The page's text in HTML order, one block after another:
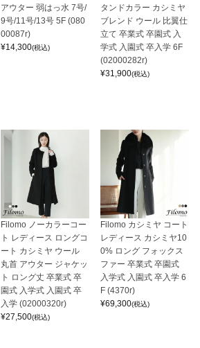
アウター 弱はっ水 7号/
9号/11号/13号 5F (080
00087r)
¥14,300(税込)
タンドカラー カシミヤ
ブレンド ウール 比翼仕
立て 卒業式 卒園式 入
学式 入園式 卒入学 6F
(02000282r)
¥31,900(税込)
Filomo ノーカラーコー
ト レディース ロングコ
ート カシミヤ ウール
丸首 アウター ジャケッ
ト ロング丈 卒業式 卒
園式 入学式 入園式 卒
入学 (02000320r)
¥27,500(税込)
Filomo カシミヤ コート
レディース カシミヤ10
0% ロング フォックス
ファー 卒業式 卒園式
入学式 入園式 卒入学 6
F (4370r)
¥69,300(税込)